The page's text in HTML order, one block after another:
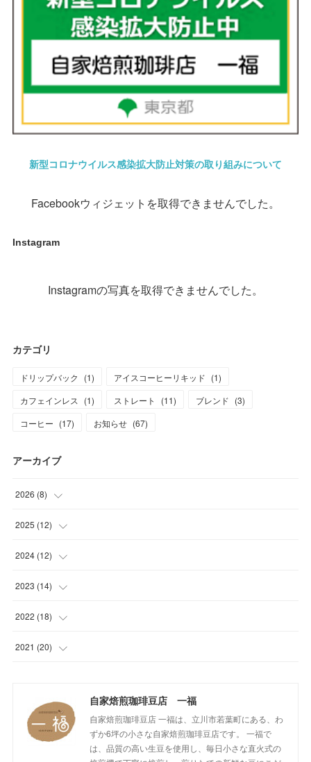
新型コロナウイルス感染拡大防止対策の取り組みについて
Facebookウィジェットを取得できませんでした。
Instagram
Instagramの写真を取得できませんでした。
カテゴリ
ドリップバック (1) アイスコーヒーリキッド (1)
カフェインレス (1) ストレート (11) ブレンド (3)
コーヒー (17) お知らせ (67)
アーカイブ
2026 (8)
(1
(1
(1
(1
2)
2025 (12)
(1
(1
(1
(1
(1)
(1)
2024 (12)
(1
(1
(1
(1)
(1)
2023 (14)
(2
(1
(1)
(1)
2022 (18)
(1
(1)
(2)
2021 (20)
(17) 自家焙煎珈琲豆店 一福
自家焙煎珈琲豆店 一福は、立川市若葉町にある、わ
ずか6坪の小さな自家焙煎珈琲豆店です。 一福で
は、品質の高い生豆を使用し、毎日小さな直火式の